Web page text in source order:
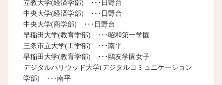
立教大学(経済学部) ･･･日野台
中央大学(経済学部) ･･･日野台
中央大学(商学部) ･･･日野台
早稲田大学(教育学部) ･･･昭和第一学園
三条市立大学(工学部) ･･･南平
早稲田大学(教育学部) ･･･鷗友学園女子
デジタルハリウッド大学(デジタルコミュニケーション
学部) ･･･南平